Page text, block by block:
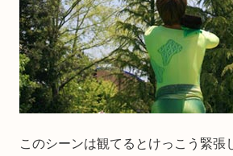
このシーンは観てるとけっこう緊張